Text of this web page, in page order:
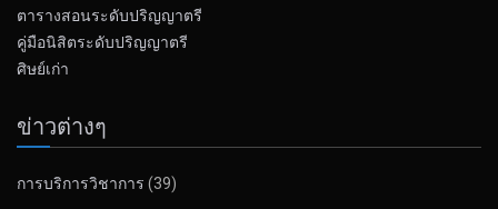
ตารางสอนระดับปริญญาตรี
คู่มือนิสิตระดับปริญญาตรี
ศิษย์เก่า
ข่าวต่างๆ
การบริการวิชาการ (39)